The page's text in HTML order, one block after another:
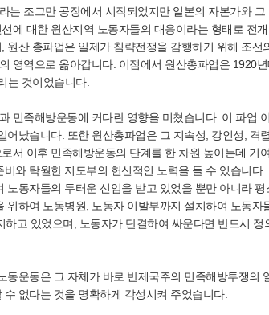
는 조그만 공장에서 시작되었지만 일본의 자본가와
에 대한 원산지역 노동자들의 대응이라는 형태로 전
원산 총파업은 일제가 침략전쟁을 감행하기 위해 조
영역으로 옮아갑니다. 이점에서 원산총파업은 1920
는 것이었습니다.
민족해방운동에 커다란 영향을 미쳤습니다. 이 파업
어났습니다. 또한 원산총파업은 그 지속성, 강인성, 격
서 이후 민족해방운동의 단계를 한 차원 높이는데 기
와 탁월한 지도부의 헌신적인 노력을 들 수 있습니
노동자들의 두터운 신임을 받고 있었을 뿐만 아니라
위하여 노동병원, 노동자 이발부까지 설치하여 노동
하고 있었으며, 노동자가 단결하여 싸운다면 반드시
동운동은 그 자체가 바로 반제국주의 민족해방투쟁의
없다는 것을 명확하게 각성시켜 주었습니다.